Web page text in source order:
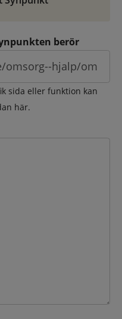
berör
sida eller funktion kan
här.